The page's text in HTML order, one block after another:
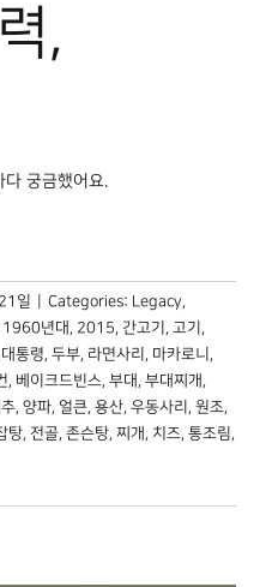
,
다 궁금했어요.
일 Categories: Legacy
1960년대 2015 간고기 고기
대통령 두부 라면사리 마카로니
베이크드빈스 부대 부대찌개
양파 얼큰 용산 우동사리 원조
탕 전골 존슨탕 찌개 치즈 통조림